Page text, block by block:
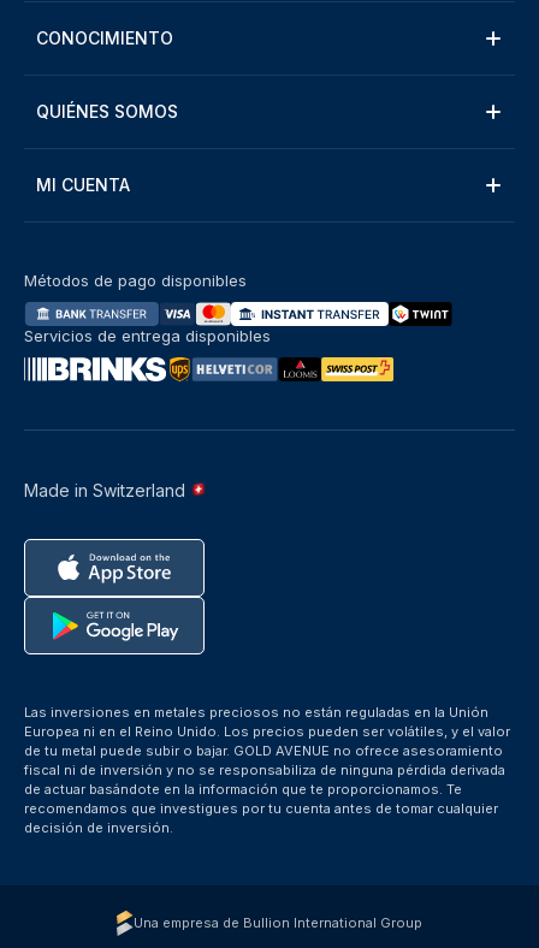
CONOCIMIENTO
QUIÉNES SOMOS
MI CUENTA
Made in Switzerland
Métodos de pago disponibles
Servicios de entrega disponibles
Las inversiones en metales preciosos no están reguladas en la Unión
Europea ni en el Reino Unido. Los precios pueden ser volátiles, y el valor
de tu metal puede subir o bajar. GOLD AVENUE no ofrece asesoramiento
fiscal ni de inversión y no se responsabiliza de ninguna pérdida derivada
de actuar basándote en la información que te proporcionamos. Te
recomendamos que investigues por tu cuenta antes de tomar cualquier
decisión de inversión.
Una empresa de Bullion International Group